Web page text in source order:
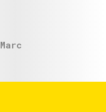
Marc